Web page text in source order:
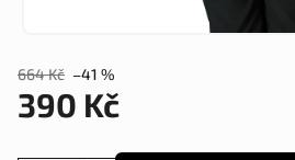
664 Kč –41 %
390 Kč